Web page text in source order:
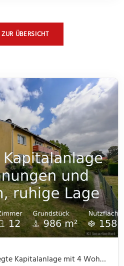
ÜBERSICHT
Neu im Angebot: Gepflegte Kapitalanlage mit 4 Wohnungen und 4 Garagen, ruhige Lage